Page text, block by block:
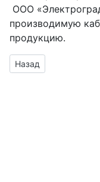
ООО
производимую
продукцию.
Предыдущий:
Назад